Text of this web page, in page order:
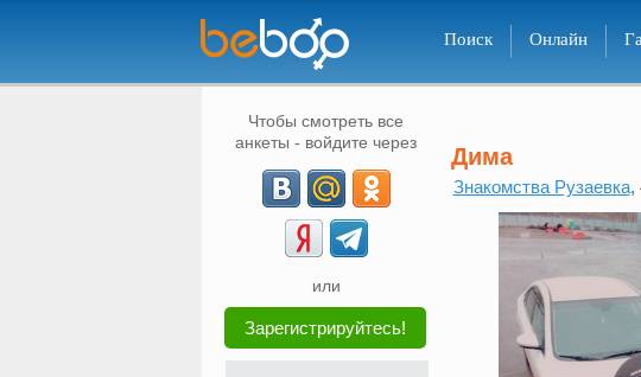
Поиск Онлайн
Чтобы смотреть все
анкеты - войдите через
или
Зарегистрируйтесь!
Дима
Знакомства Рузаевка,